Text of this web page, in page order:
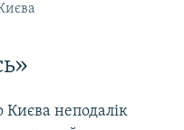
Києва неподалік